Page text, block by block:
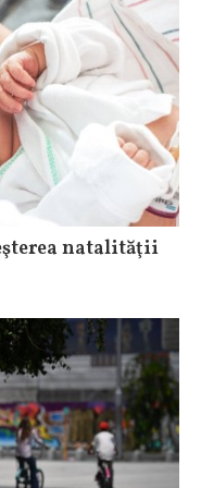
natalităţii